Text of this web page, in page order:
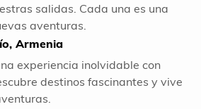
salidas. Cada una es una
aventuras.
Armenia
experiencia inolvidable con
destinos fascinantes y vive